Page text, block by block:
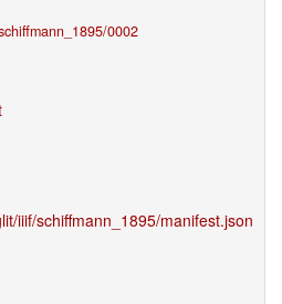
0002
iiif/schiffmann_1895/manifest.json